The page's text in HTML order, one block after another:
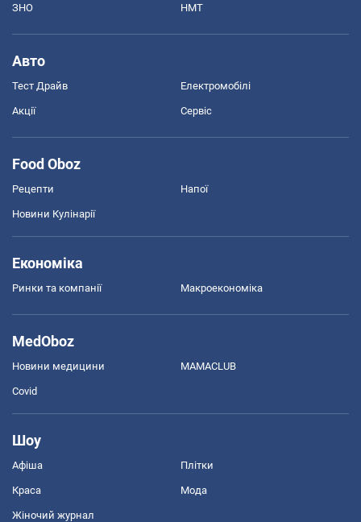
ЗНО НМТ
Авто
Тест Драйв Електромобілі
Акції Сервіс
Food Oboz
Рецепти Напої
Новини Кулінарії
Економіка
Ринки та компанії Макроекономіка
MedOboz
Новини медицини MAMACLUB
Covid
Шоу
Афіша Плітки
Краса Мода
Жіночий журнал